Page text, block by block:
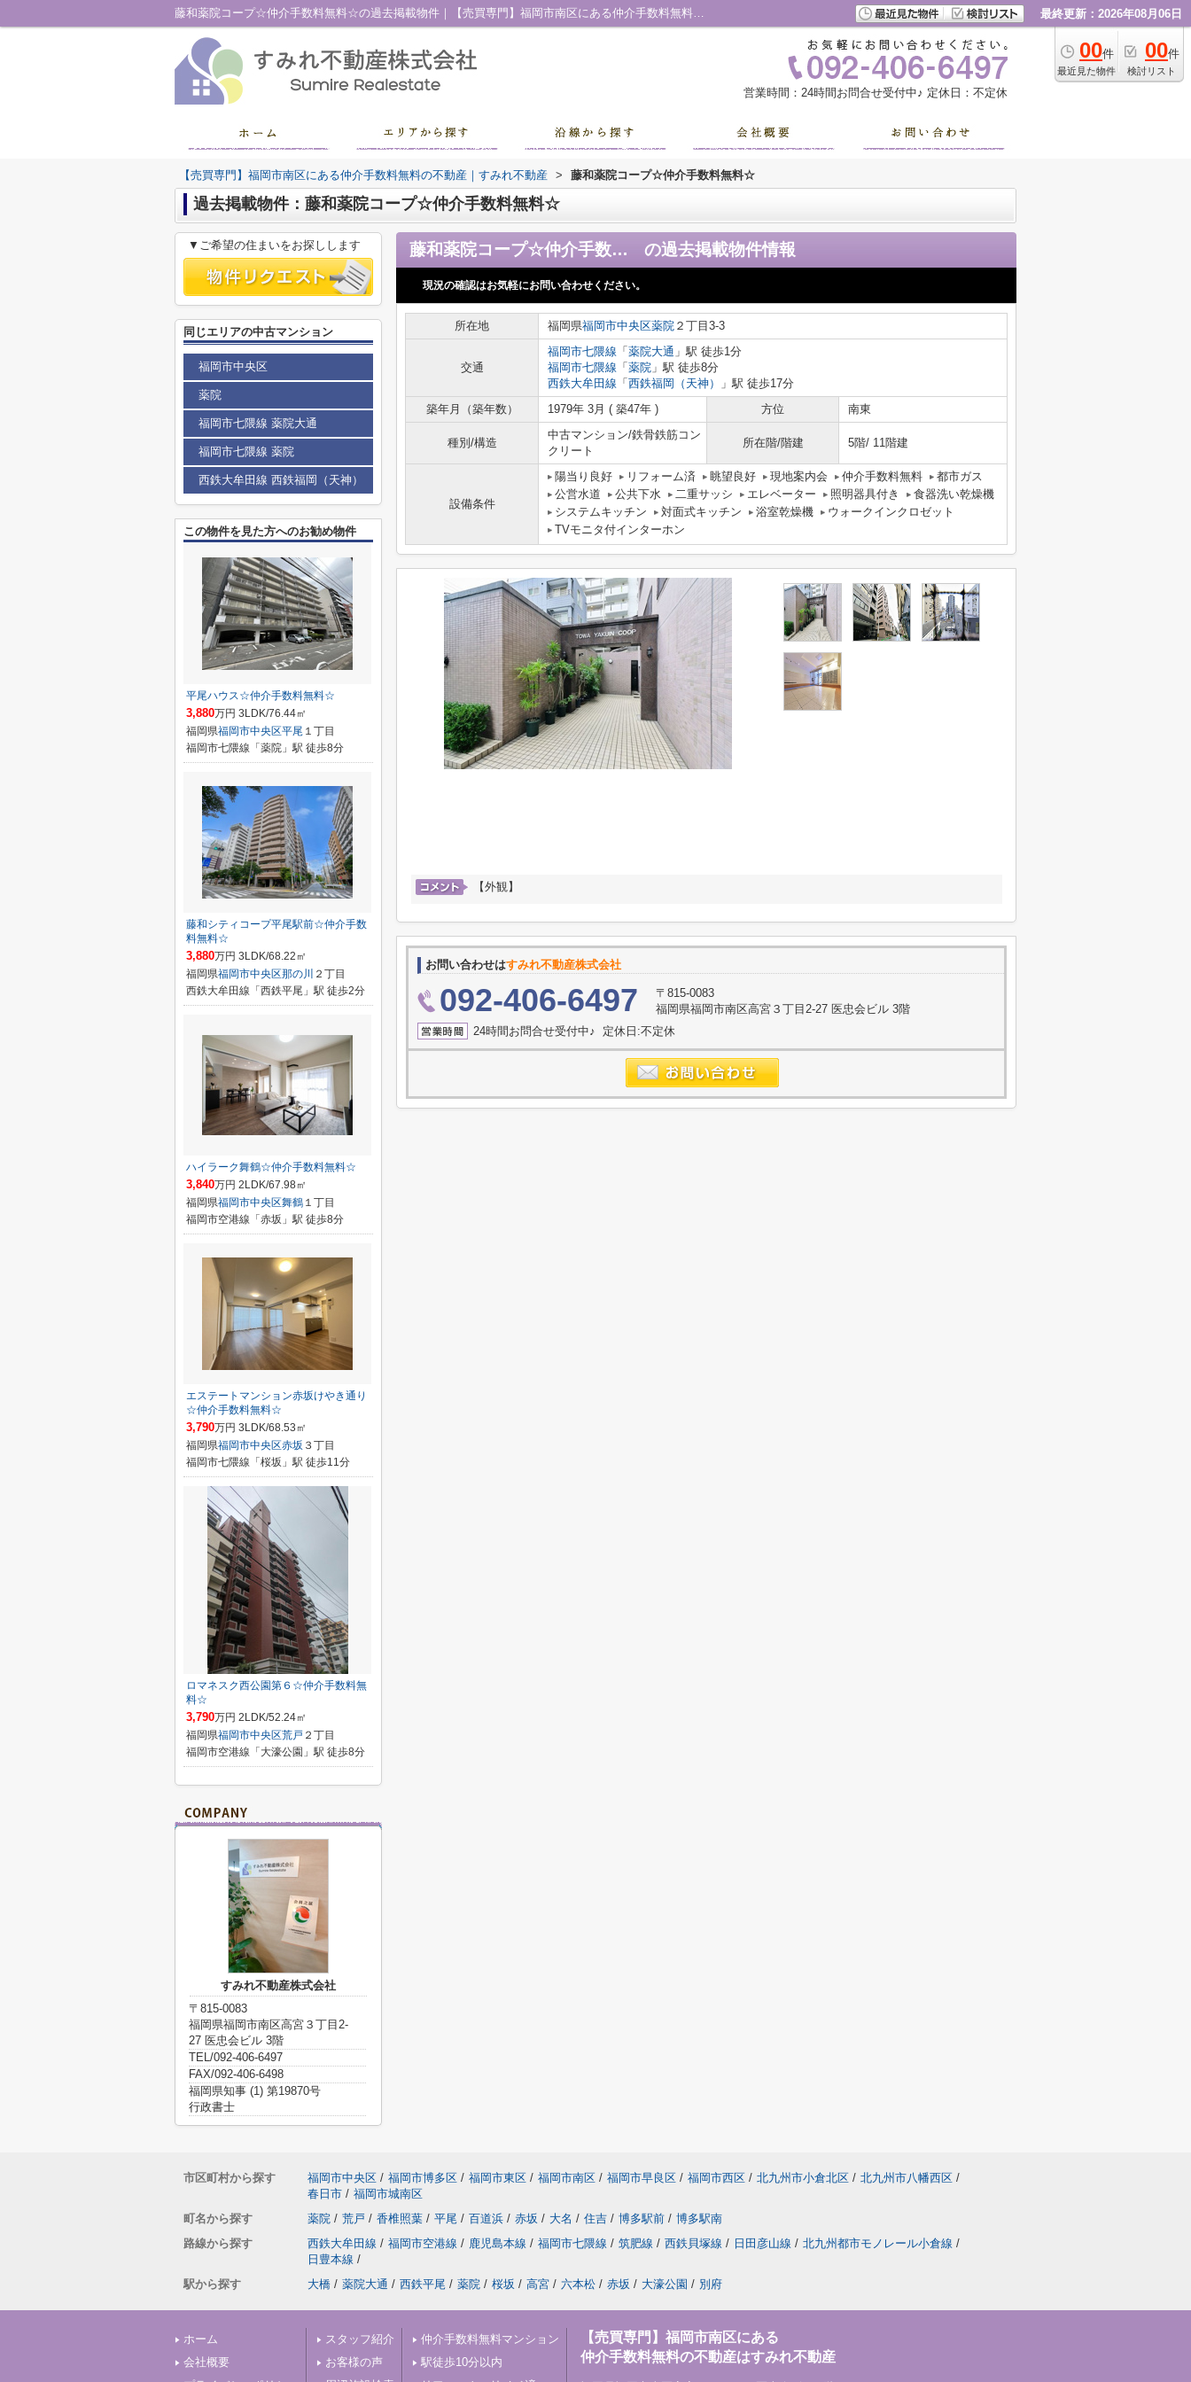
藤和薬院コープ☆仲介手数料無料☆の過去掲載物件｜【売買専門】福岡市南区にある仲介手数料無料の不動産｜すみれ不動産 最終更新：2026年08月06日
00件
最近見た物件
00件
検討リスト
営業時間：24時間お問合せ受付中♪ 定休日：不定休
【売買専門】福岡市南区にある仲介手数料無料の不動産｜すみれ不動産 > 藤和薬院コープ☆仲介手数料無料☆
過去掲載物件：藤和薬院コープ☆仲介手数料無料☆
藤和薬院コープ☆仲介手数料無料☆ の過去掲載物件情報
現況の確認はお気軽にお問い合わせください。
所在地 福岡県福岡市中央区薬院 ２丁目3-3
交通
福岡市七隈線 「 薬院大通 」駅 徒歩1分
福岡市七隈線 「 薬院 」駅 徒歩8分
西鉄大牟田線 「 西鉄福岡（天神）
」駅 徒歩17分
築年月（築年数）
1979年 3月 ( 築47年 ) 方位 南東
種別/構造
中古マンション/鉄骨鉄筋コン
クリート
所在階/階建 5階/ 11階建
設備条件
陽当り良好 リフォーム済 眺望良好 現地案内会 仲介手数料無料
都市ガス
公営水道
公共下水 二重サッシ エレベーター 照明器具付き
食器洗い乾燥機
システムキッチン
対面式キッチン 浴室乾燥機
ウォークインクロゼット
TVモニタ付インターホン
【外観】
お問い合わせはすみれ不動産株式会社
092-406-6497
〒815-0083
福岡県福岡市南区高宮３丁目2-27 医忠会ビル 3階
24時間お問合せ受付中♪ 定休日:不定休
▼ご希望の住まいをお探しします
同じエリアの中古マンション
福岡市中央区
薬院
福岡市七隈線 薬院大通
福岡市七隈線 薬院
西鉄大牟田線 西鉄福岡（天神）
この物件を見た方へのお勧め物件
平尾ハウス☆仲介手数料無料☆
3,880万円 3LDK/76.44㎡
福岡県福岡市中央区平尾 １丁目
福岡市七隈線「薬院」駅 徒歩8分
藤和シティコープ平尾駅前☆仲介手数
料無料☆
3,880万円 3LDK/68.22㎡
福岡県福岡市中央区那の川 ２丁目
西鉄大牟田線「西鉄平尾」駅 徒歩2分
ハイラーク舞鶴☆仲介手数料無料☆
3,840万円 2LDK/67.98㎡
福岡県福岡市中央区舞鶴 １丁目
福岡市空港線「赤坂」駅 徒歩8分
エステートマンション赤坂けやき通り
☆仲介手数料無料☆
3,790万円 3LDK/68.53㎡
福岡県福岡市中央区赤坂 ３丁目
福岡市七隈線「桜坂」駅 徒歩11分
ロマネスク西公園第６☆仲介手数料無
料☆
3,790万円 2LDK/52.24㎡
福岡県福岡市中央区荒戸 ２丁目
福岡市空港線「大濠公園」駅 徒歩8分
すみれ不動産株式会社
〒815-0083
福岡県福岡市南区高宮３丁目2-
27 医忠会ビル 3階
TEL/092-406-6497
FAX/092-406-6498
福岡県知事 (1) 第19870号
行政書士
市区町村から探す 福岡市中央区 / 福岡市博多区 / 福岡市東区 / 福岡市南区 / 福岡市早良区 / 福岡市西区 / 北九州市小倉北区 / 北九州市八幡西区 /
春日市 / 福岡市城南区
町名から探す
薬院 / 荒戸 / 香椎照葉 / 平尾 / 百道浜 / 赤坂 / 大名 / 住吉 / 博多駅前 / 博多駅南
路線から探す
西鉄大牟田線 / 福岡市空港線 / 鹿児島本線 / 福岡市七隈線 / 筑肥線 / 西鉄貝塚線 / 日田彦山線 / 北九州都市モノレール小倉線 /
日豊本線 /
駅から探す
大橋 / 薬院大通 / 西鉄平尾 / 薬院 / 桜坂 / 高宮 / 六本松 / 赤坂 / 大濠公園 / 別府
ホーム
会社概要
スタッフ紹介
お客様の声
仲介手数料無料マンション
駅徒歩10分以内
【売買専門】福岡市南区にある
仲介手数料無料の不動産はすみれ不動産